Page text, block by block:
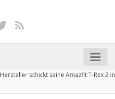
Hersteller schickt seine Amazfit T-Rex 2 in